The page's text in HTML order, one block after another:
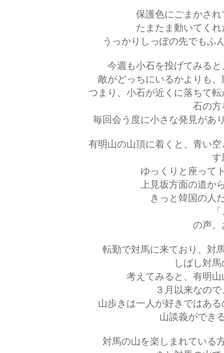
保護色にごまかさ
たまたま動いてく
うっかりしっぽの先でもふ
今週も小石を投げてみる
敵がどっちにいるかよりも
つまり、小石が近くに落ちて
石の方
毎回会う度に小さな発見があ
有明山の山頂に着くと、青い
す
ゆっくりと座って
上見坂方面の道か
きっと韓国の人
の声。
転勤で対馬に来ており、対
しばし対
考えてみると、有明
３月以来なの
山歩きは一人が好きではあ
山談義ができ
対馬の山を楽しまれている